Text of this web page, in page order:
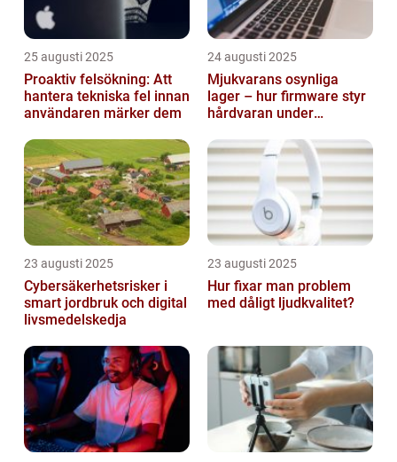
25 augusti 2025
Proaktiv felsökning: Att
hantera tekniska fel innan
användaren märker dem
24 augusti 2025
Mjukvarans osynliga
lager – hur firmware styr
hårdvaran under
23 augusti 2025
Cybersäkerhetsrisker i
smart jordbruk och digital
livsmedelskedja
23 augusti 2025
Hur fixar man problem
med dåligt ljudkvalitet?